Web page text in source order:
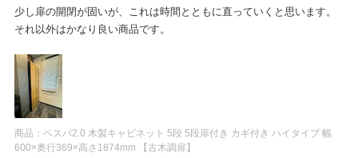
少し扉の開閉が固いが、これは時間とともに直っていくと思います。
それ以外はかなり良い商品です。
商品： ペスパ2.0 木製キャビネット 5段 5段扉付き カギ付き ハイタイプ 幅
600×奥行369×高さ1874mm 【古木調扉】